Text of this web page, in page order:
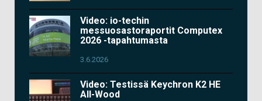
Video: io-techin
messuosastoraportit Computex
2026 -tapahtumasta
3.6.2026
Video: Testissä Keychron K2 HE
All-Wood